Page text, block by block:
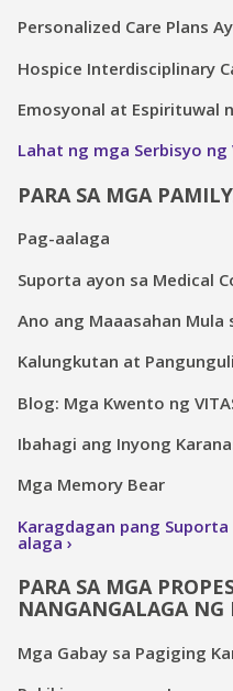
Personalized Care Plans
Hospice Interdisciplinary
Emosyonal at Espirituwal
Lahat ng mga Serbisyo ng
PARA SA MGA
Pag-aalaga
Suporta ayon sa Medical
Ano ang Maaasahan Mula
Kalungkutan at
Blog: Mga Kwento ng
Ibahagi ang Inyong
Mga Memory Bear
Karagdagan pang
alaga
PARA SA MGA
NANGANGALAGA NG
Mga Gabay sa Pagiging